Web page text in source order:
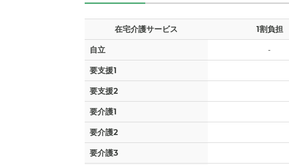
外観: 建物は入口へ通じるス
在宅介護サービス 1割負担
自立 -
要支援1
要支援2
要介護1
要介護2
要介護3